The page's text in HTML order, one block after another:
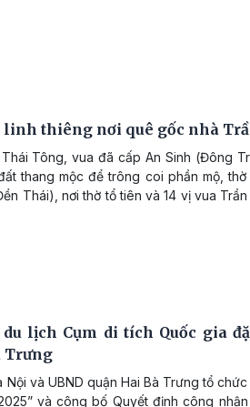
linh thiêng nơi quê gốc nhà
Tông, vua đã cấp An Sinh (Đông
thang mộc để trông coi phần mộ,
Thái), nơi thờ tổ tiên và 14 vị vua Trần
lịch Cụm di tích Quốc gia
Trưng
Nội và UBND quận Hai Bà Trưng tổ
và công bố Quyết định công